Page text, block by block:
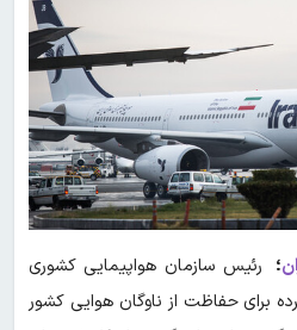
؛
رئیس سازمان هواپیمایی کشوری
برای حفاظت از ناوگان هوایی کشور